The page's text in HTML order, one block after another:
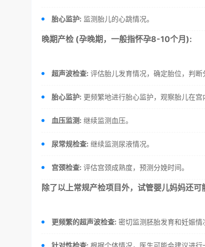
胎心监护: 监测胎儿的心跳情况。
晚期产检 (孕晚期，一般指怀孕8-10个月):
超声波检查: 评估胎儿发育情况，确定胎位，判断
胎心监护: 更频繁地进行胎心监护，观察胎儿在宫
血压监测: 继续监测血压。
尿常规检查: 继续监测尿液情况。
宫颈检查: 评估宫颈成熟度，预测分娩时间。
除了以上常规产检项目外，试管婴儿妈妈还
更频繁的超声波检查: 密切监测胚胎发育和妊娠情
针对性检查: 根据个体情况，医生可能会建议进行